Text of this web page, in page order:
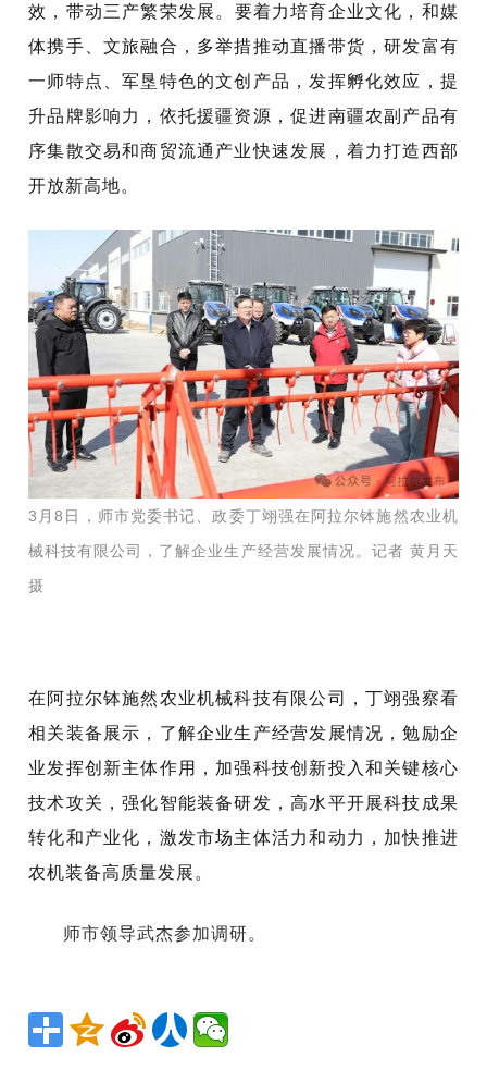
效，带动三产繁荣发展。 要着力培育企业文化，和媒
体携手、文旅融合，多举措推动直播带货，研发富有
一师特点、军垦特色的文创产品，发挥孵化效应，提
升品牌影响力，依托援疆资源，促进南疆农副产品有
序集散交易和商贸流通产业快速发展，着力打造西部
开放新高地。
3月8日，师市党委书记、政委丁翊强在阿拉尔钵施然农业机
械科技有限公司，了解企业生产经营发展情况。记者 黄月天
摄
在阿拉尔钵施然农业机械科技有限公司，丁翊强察看
相关装备展示，了解企业生产经营发展情况，勉励企
业发挥创新主体作用，加强科技创新投入和关键核心
技术攻关，强化智能装备研发，高水平开展科技成果
转化和产业化，激发市场主体活力和动力，加快推进
农机装备高质量发展。
师市领导武杰参加调研。